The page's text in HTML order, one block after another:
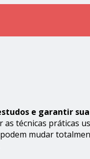
e garantir
as técnicas práticas
mudar